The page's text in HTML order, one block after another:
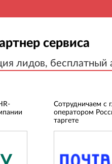
сервиса
лидов, бесплатный
лидов, бесплатный
Сотрудничаем с
оператором
таргете